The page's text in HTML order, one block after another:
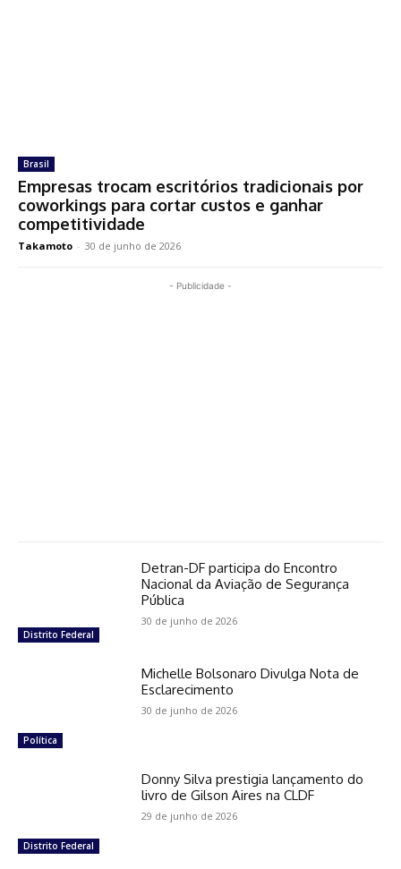
Brasil
Empresas trocam escritórios tradicionais por
coworkings para cortar custos e ganhar
competitividade
Takamoto - 30 de junho de 2026
- Publicidade -
Distrito Federal
Detran-DF participa do Encontro
Nacional da Aviação de Segurança
Pública
30 de junho de 2026
Política
Michelle Bolsonaro Divulga Nota de
Esclarecimento
30 de junho de 2026
Distrito Federal
Donny Silva prestigia lançamento do
livro de Gilson Aires na CLDF
29 de junho de 2026